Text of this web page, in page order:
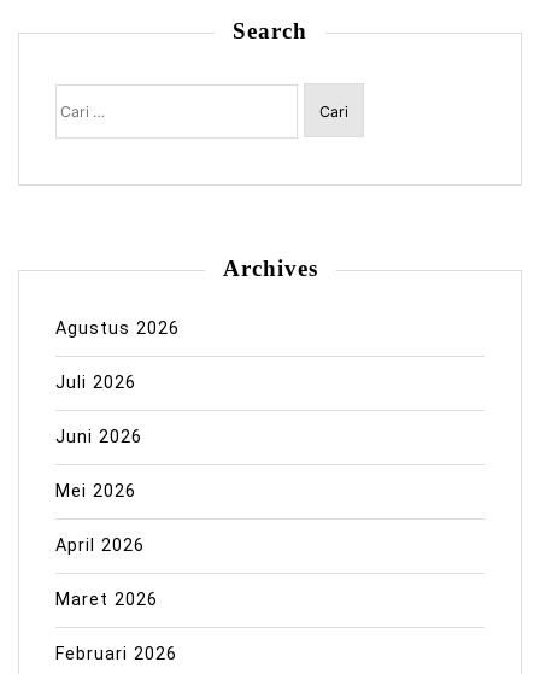
Search
Cari
untuk:
Archives
Agustus 2026
Juli 2026
Juni 2026
Mei 2026
April 2026
Maret 2026
Februari 2026